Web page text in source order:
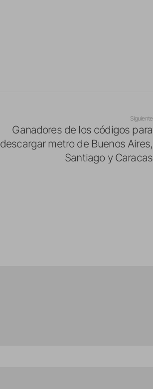
Siguiente
Ganadores de los códigos para
descargar metro de Buenos Aires,
Santiago y Caracas